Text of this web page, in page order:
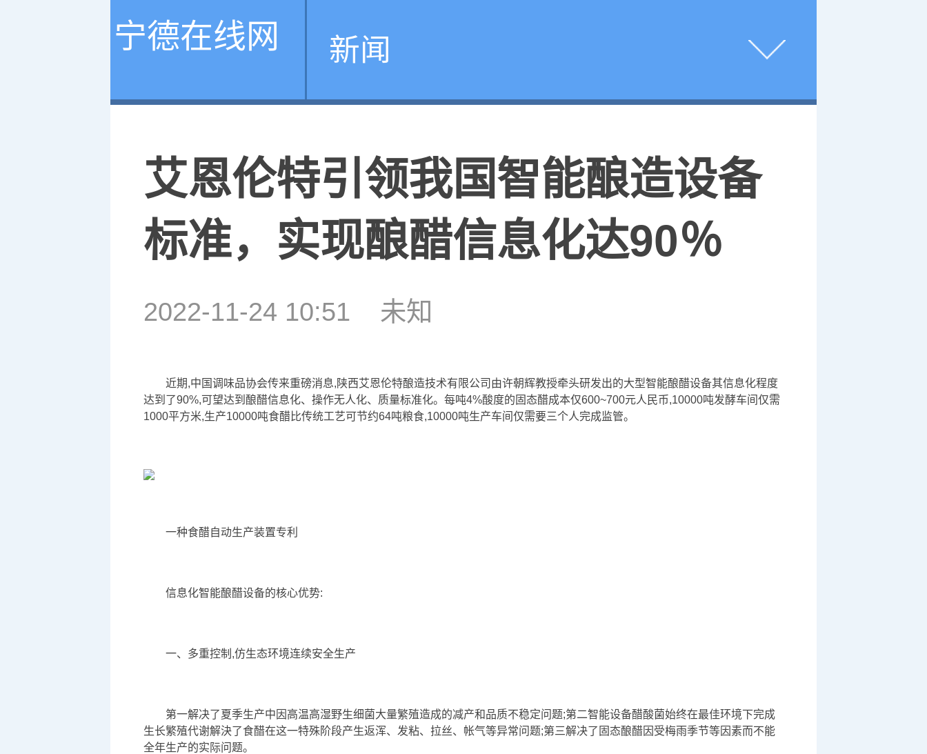
宁德在线网 新闻
艾恩伦特引领我国智能酿造设备
标准，实现酿醋信息化达90％
2022-11-24 10:51 未知
近期,中国调味品协会传来重磅消息,陕西艾恩伦特酿造技术有限公司由许朝辉教授牵头研发出的大型智能酿醋设备其信息化程度
达到了90%,可望达到酿醋信息化、操作无人化、质量标准化。每吨4%酸度的固态醋成本仅600~700元人民币,10000吨发酵车间仅需
1000平方米,生产10000吨食醋比传统工艺可节约64吨粮食,10000吨生产车间仅需要三个人完成监管。
一种食醋自动生产装置专利
信息化智能酿醋设备的核心优势:
一、多重控制,仿生态环境连续安全生产
第一解决了夏季生产中因高温高湿野生细菌大量繁殖造成的减产和品质不稳定问题;第二智能设备醋酸菌始终在最佳环境下完成
生长繁殖代谢解決了食醋在这一特殊阶段产生返浑、发粘、拉丝、帐气等异常问题;第三解决了固态酿醋因受梅雨季节等因素而不能
全年生产的实际问题。